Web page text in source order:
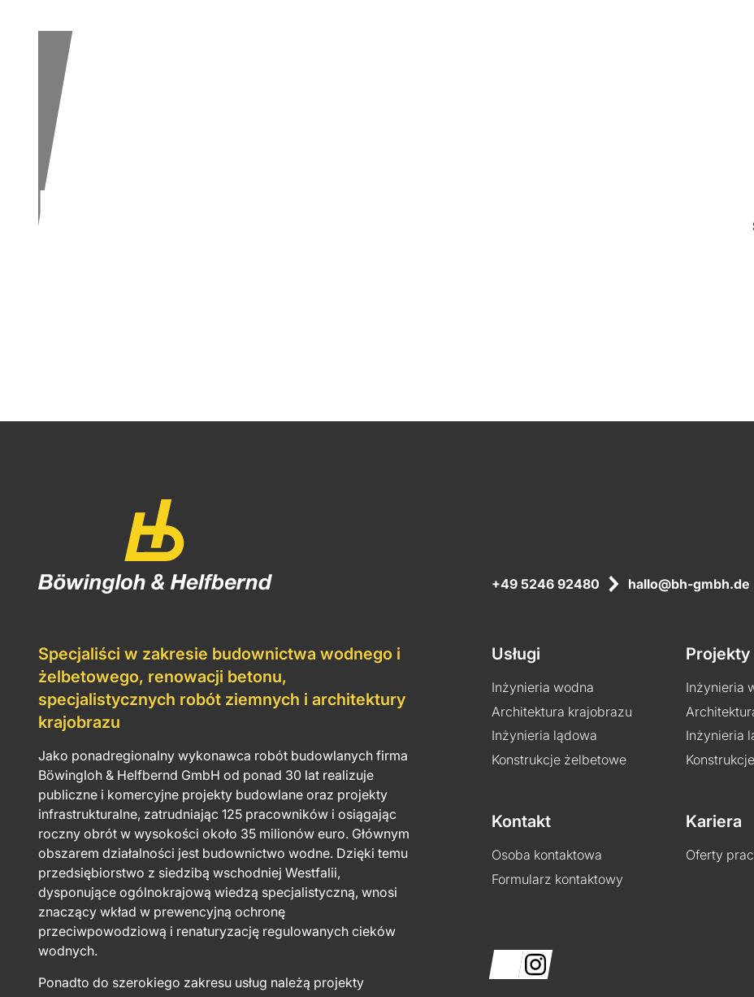
Kiedy się
+49 5246 92480 hallo@bh-gmbh.de
Specjaliści w zakresie budownictwa wodnego i
żelbetowego, renowacji betonu,
specjalistycznych robót ziemnych i architektury
krajobrazu
Jako ponadregionalny wykonawca robót budowlanych firma
Böwingloh & Helfbernd GmbH od ponad 30 lat realizuje
publiczne i komercyjne projekty budowlane oraz projekty
infrastrukturalne, zatrudniając 125 pracowników i osiągając
roczny obrót w wysokości około 35 milionów euro. Głównym
obszarem działalności jest budownictwo wodne. Dzięki temu
przedsiębiorstwo z siedzibą wschodniej Westfalii,
dysponujące ogólnokrajową wiedzą specjalistyczną, wnosi
znaczący wkład w prewencyjną ochronę
przeciwpowodziową i renaturyzację regulowanych cieków
wodnych.
Ponadto do szerokiego zakresu usług należą projekty
Usługi
Inżynieria wodna
Architektura krajobrazu
Inżynieria lądowa
Konstrukcje żelbetowe
Projekty
Inżynieria
Inżynieria
Kontakt
Osoba kontaktowa
Formularz kontaktowy
Kariera
Oferty